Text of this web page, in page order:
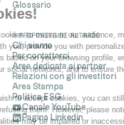
the Cookies!
Altaroc uses cookies to
relationship with you, provide
advertisements based on your
content on your social
of its site.
If you do not wish to accept
navigation by refusing them.
site's functionalities may be
Glossario
A proposito di Altaroc
Chi siamo
Per contattarci
Area dedicata ai partner
Relazioni con gli investitori
Area Stampa
Politica ESG
Canale YouTube
Pagina Linkedin